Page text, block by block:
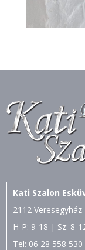
Kati Szalon
2112 Veresegyház
H-P: 9-18 | Sz: 8-
Tel: 06 28 558 530